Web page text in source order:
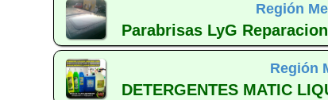
Región
Parabrisas LyG
Región
DETERGENTES MATIC